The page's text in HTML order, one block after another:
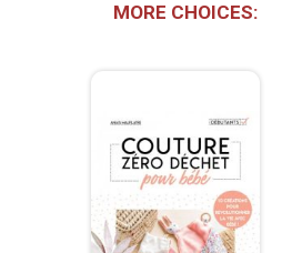
MORE CHOICES: